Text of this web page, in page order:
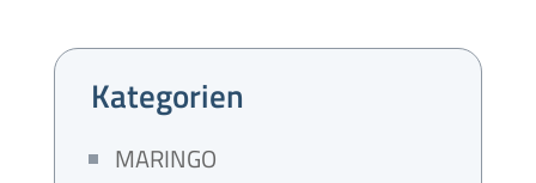
Kategorien
MARINGO